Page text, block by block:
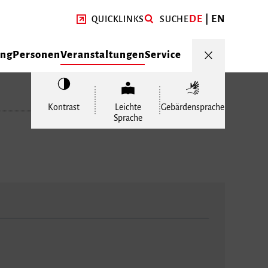
QUICKLINKS SUCHEDE EN
PersonenVeranstaltungenService
Kontrast
Leichte
Sprache
Gebärdensprache